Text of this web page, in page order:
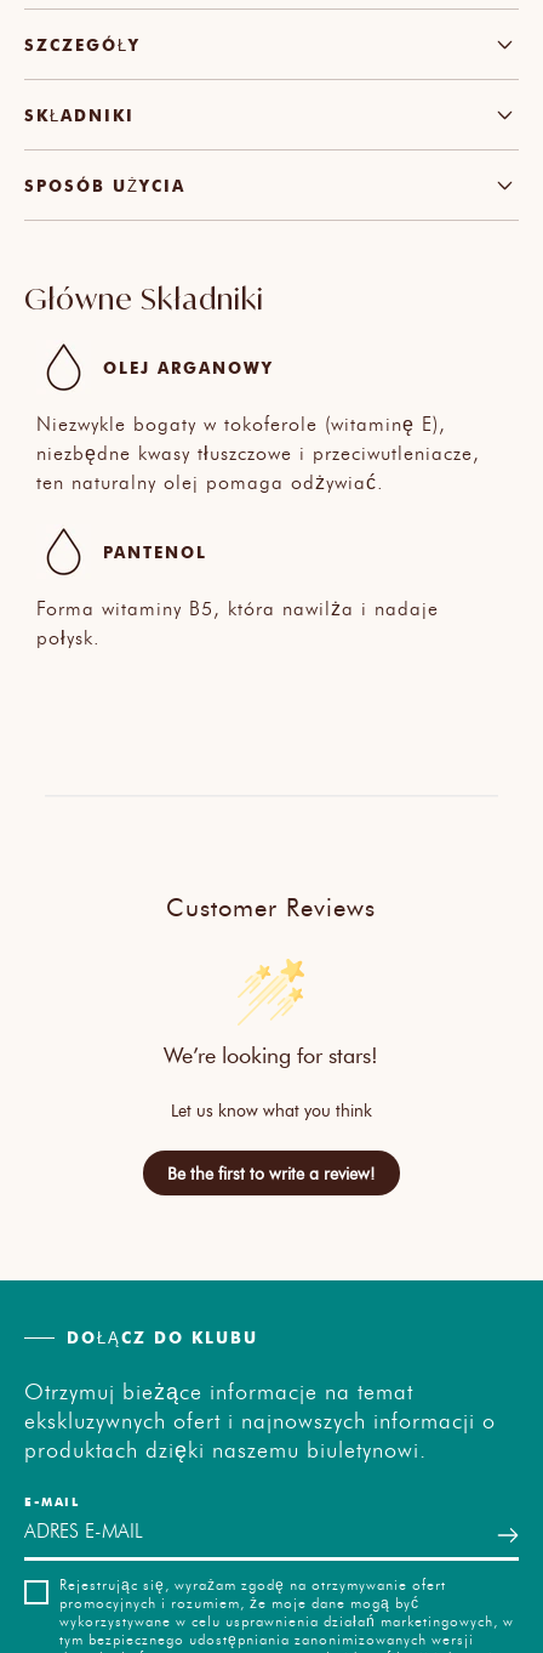
SZCZEGÓŁY
SKŁADNIKI
SPOSÓB UŻYCIA
Główne Składniki
OLEJ ARGANOWY
Niezwykle bogaty w tokoferole (witaminę E),
niezbędne kwasy tłuszczowe i przeciwutleniacze,
ten naturalny olej pomaga odżywiać.
PANTENOL
Forma witaminy B5, która nawilża i nadaje
połysk.
Customer Reviews
We’re looking for stars!
Let us know what you think
Be the first to write a review!
DOŁĄCZ DO KLUBU
Otrzymuj bieżące informacje na temat
ekskluzywnych ofert i najnowszych informacji o
produktach dzięki naszemu biuletynowi.
E-MAIL
Rejestrując się, wyrażam zgodę na otrzymywanie ofert
promocyjnych i rozumiem, że moje dane mogą być
wykorzystywane w celu usprawnienia działań marketingowych, w
tym bezpiecznego udostępniania zanonimizowanych wersji